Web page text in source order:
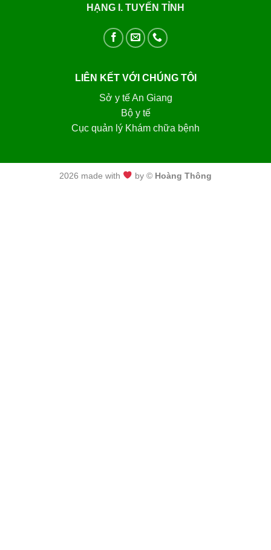
HẠNG I. TUYẾN TỈNH
LIÊN KẾT VỚI CHÚNG TÔI
Sở y tế An Giang
Bộ y tế
Cục quản lý Khám chữa bệnh
2026 made with by © Hoàng Thông